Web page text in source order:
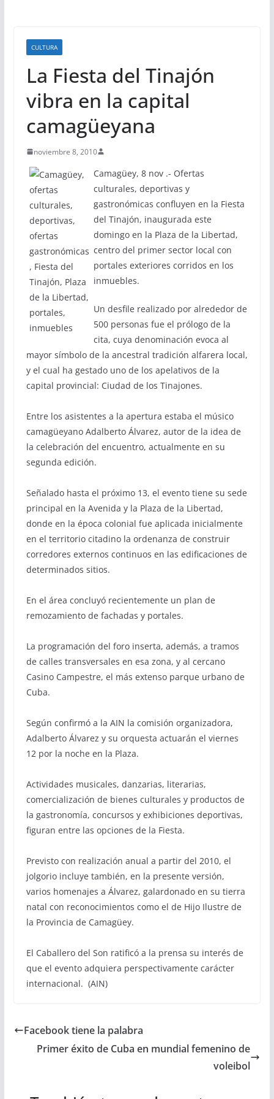
CULTURA
La Fiesta del Tinajón
vibra en la capital
camagüeyana
noviembre 8, 2010
Camagüey, 8 nov .- Ofertas
culturales, deportivas y
gastronómicas confluyen en la Fiesta
del Tinajón, inaugurada este
domingo en la Plaza de la Libertad,
centro del primer sector local con
portales exteriores corridos en los
inmuebles.
Un desfile realizado por alrededor de
500 personas fue el prólogo de la
cita, cuya denominación evoca al
mayor símbolo de la ancestral tradición alfarera local,
y el cual ha gestado uno de los apelativos de la
capital provincial: Ciudad de los Tinajones.
Entre los asistentes a la apertura estaba el músico
camagüeyano Adalberto Álvarez, autor de la idea de
la celebración del encuentro, actualmente en su
segunda edición.
Señalado hasta el próximo 13, el evento tiene su sede
principal en la Avenida y la Plaza de la Libertad,
donde en la época colonial fue aplicada inicialmente
en el territorio citadino la ordenanza de construir
corredores externos continuos en las edificaciones de
determinados sitios.
En el área concluyó recientemente un plan de
remozamiento de fachadas y portales.
La programación del foro inserta, además, a tramos
de calles transversales en esa zona, y al cercano
Casino Campestre, el más extenso parque urbano de
Cuba.
Según confirmó a la AIN la comisión organizadora,
Adalberto Álvarez y su orquesta actuarán el viernes
12 por la noche en la Plaza.
Actividades musicales, danzarias, literarias,
comercialización de bienes culturales y productos de
la gastronomía, concursos y exhibiciones deportivas,
figuran entre las opciones de la Fiesta.
Previsto con realización anual a partir del 2010, el
jolgorio incluye también, en la presente versión,
varios homenajes a Álvarez, galardonado en su tierra
natal con reconocimientos como el de Hijo Ilustre de
la Provincia de Camagüey.
El Caballero del Son ratificó a la prensa su interés de
que el evento adquiera perspectivamente carácter
internacional. (AIN)
Facebook tiene la palabra
Primer éxito de Cuba en mundial femenino de
voleibol